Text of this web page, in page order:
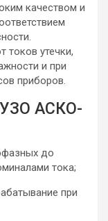
качеством и
утечки,
и при
приборов.
УЗО АСКО-
до
тока;
при